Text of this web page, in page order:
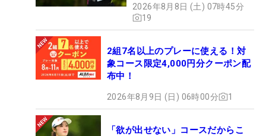
2026年8月8日 (土) 07時45分
19
2組7名以上のプレーに使える！対
象コース限定4,000円分クーポン配
布中！
2026年8月9日 (日) 06時00分 1
「欲が出せない」コースだからこ